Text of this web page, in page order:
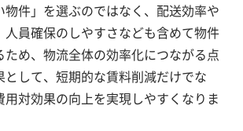
物件」を選ぶのではなく、配送効率や
人員確保のしやすさなども含めて物件
ため、物流全体の効率化につながる点
として、短期的な賃料削減だけでな
用対効果の向上を実現しやすくなりま